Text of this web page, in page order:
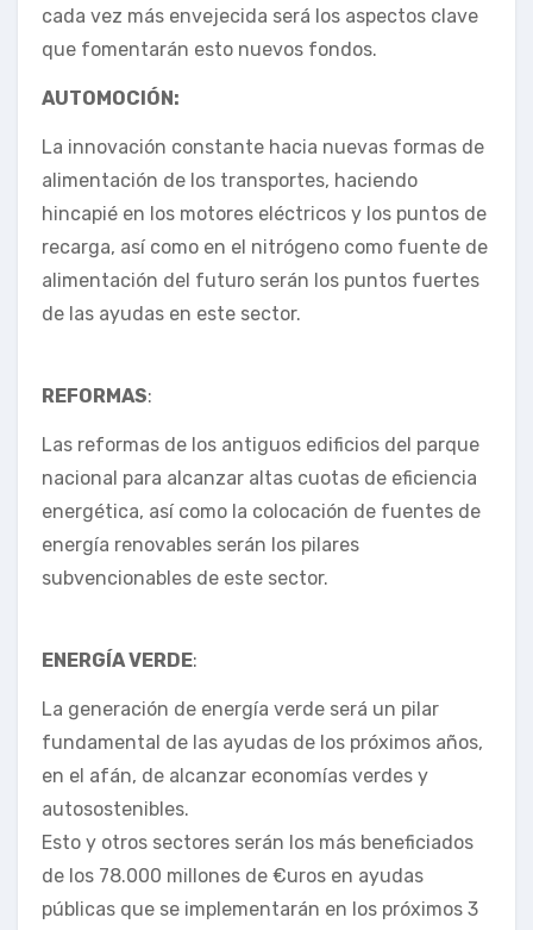
cada vez más envejecida será los aspectos clave
que fomentarán esto nuevos fondos.
AUTOMOCIÓN:
La innovación constante hacia nuevas formas de
alimentación de los transportes, haciendo
hincapié en los motores eléctricos y los puntos de
recarga, así como en el nitrógeno como fuente de
alimentación del futuro serán los puntos fuertes
de las ayudas en este sector.
REFORMAS:
Las reformas de los antiguos edificios del parque
nacional para alcanzar altas cuotas de eficiencia
energética, así como la colocación de fuentes de
energía renovables serán los pilares
subvencionables de este sector.
ENERGÍA VERDE:
La generación de energía verde será un pilar
fundamental de las ayudas de los próximos años,
en el afán, de alcanzar economías verdes y
autosostenibles.
Esto y otros sectores serán los más beneficiados
de los 78.000 millones de €uros en ayudas
públicas que se implementarán en los próximos 3